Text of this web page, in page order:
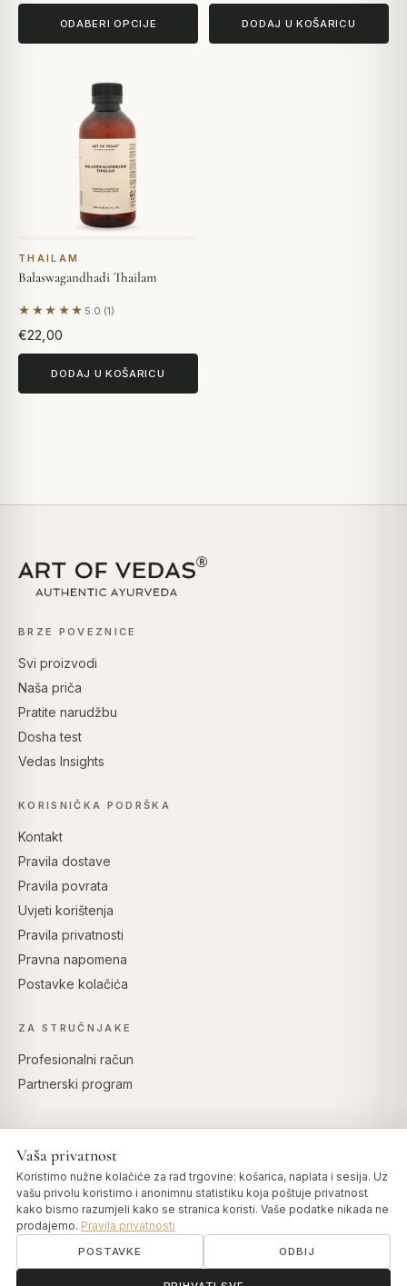
ODABERI OPCIJE DODAJ U KOŠARICU
THAILAM
Balaswagandhadi Thailam
★★★★★ 5.0 (1)
Na temelju 1 recenzije
€22,00
DODAJ U KOŠARICU
BRZE POVEZNICE
Svi proizvodi
Naša priča
Pratite narudžbu
Dosha test
Vedas Insights
KORISNIČKA PODRŠKA
Kontakt
Pravila dostave
Pravila povrata
Uvjeti korištenja
Pravila privatnosti
Pravna napomena
Postavke kolačića
ZA STRUČNJAKE
Profesionalni račun
Partnerski program
Vaša privatnost
Koristimo nužne kolačiće za rad trgovine: košarica, naplata i sesija. Uz
vašu privolu koristimo i anonimnu statistiku koja poštuje privatnost
kako bismo razumjeli kako se stranica koristi. Vaše podatke nikada ne
prodajemo. Pravila privatnosti
POSTAVKE ODBIJ